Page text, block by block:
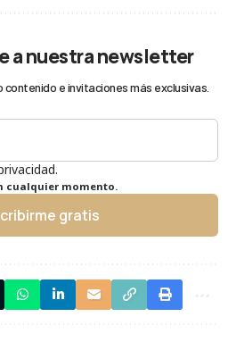
a nuestra newsletter
e invitaciones más exclusivas.
cualquier momento.
gratis